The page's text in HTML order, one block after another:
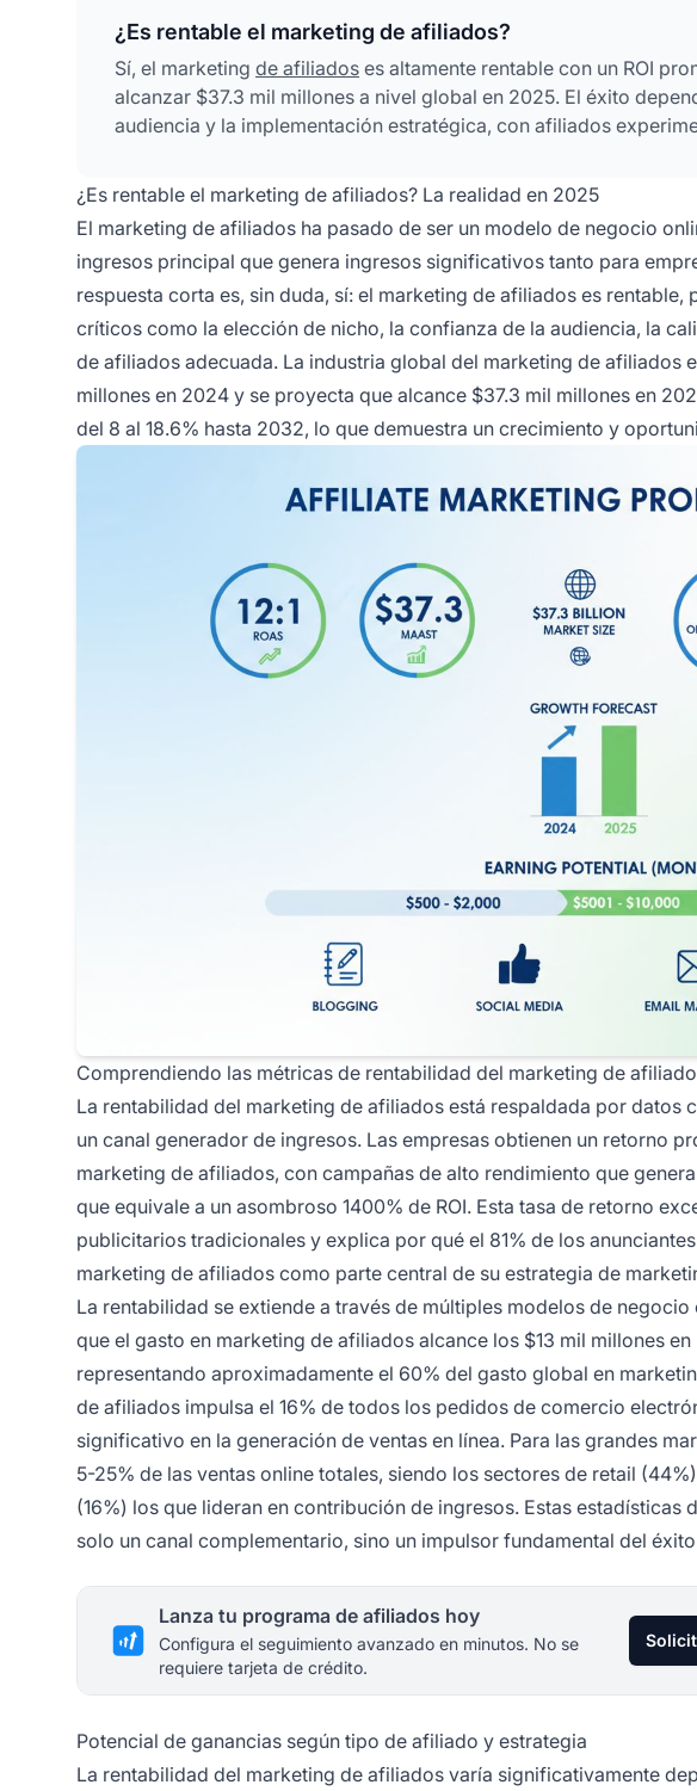
¿Es rentable el marketing de afiliados?
Sí, el marketing de afiliados es altamente rentable con un ROI
alcanzar $37.3 mil millones a nivel global en 2025. El éxito
audiencia y la implementación estratégica, con afiliados
¿Es rentable el marketing de afiliados? La realidad en 2025
El marketing de afiliados ha pasado de ser un modelo de negocio
ingresos principal que genera ingresos significativos tanto para
respuesta corta es, sin duda, sí: el marketing de afiliados es
críticos como la elección de nicho, la confianza de la audiencia, la
de afiliados adecuada. La industria global del marketing de afiliados
millones en 2024 y se proyecta que alcance $37.3 mil millones en
del 8 al 18.6% hasta 2032, lo que demuestra un crecimiento y
Comprendiendo las métricas de rentabilidad del marketing de
La rentabilidad del marketing de afiliados está respaldada por datos
un canal generador de ingresos. Las empresas obtienen un retorno
marketing de afiliados, con campañas de alto rendimiento que
que equivale a un asombroso 1400% de ROI. Esta tasa de retorno
publicitarios tradicionales y explica por qué el 81% de los
marketing de afiliados como parte central de su estrategia de
La rentabilidad se extiende a través de múltiples modelos de
que el gasto en marketing de afiliados alcance los $13 mil millones
representando aproximadamente el 60% del gasto global en
de afiliados impulsa el 16% de todos los pedidos de comercio
significativo en la generación de ventas en línea. Para las grandes
5-25% de las ventas online totales, siendo los sectores de retail
(16%) los que lideran en contribución de ingresos. Estas
solo un canal complementario, sino un impulsor fundamental del
Lanza tu programa de afiliados hoy
Configura el seguimiento avanzado en minutos. No se
requiere tarjeta de crédito.
Potencial de ganancias según tipo de afiliado y estrategia
La rentabilidad del marketing de afiliados varía significativamente